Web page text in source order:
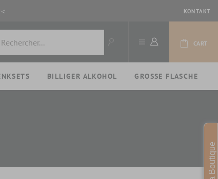
KONTAKT
CART
BILLIGER ALKOHOL GROSSE FLASCHE